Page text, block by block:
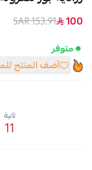
100
153.91 SAR
متوفر
أضف المنتج
11
ثانية